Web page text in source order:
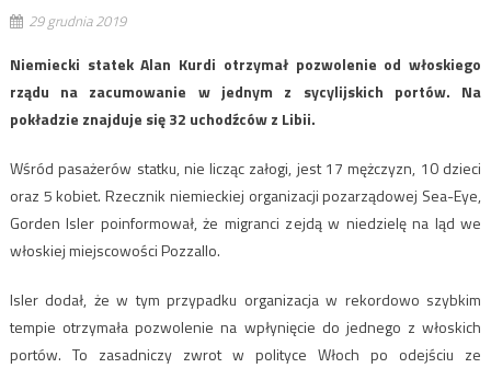
29 grudnia 2019
Niemiecki statek Alan Kurdi otrzymał pozwolenie od włoskiego
rządu na zacumowanie w jednym z sycylijskich portów. Na
pokładzie znajduje się 32 uchodźców z Libii.
Wśród pasażerów statku, nie licząc załogi, jest 17 mężczyzn, 10 dzieci
oraz 5 kobiet. Rzecznik niemieckiej organizacji pozarządowej Sea-Eye,
Gorden Isler poinformował, że migranci zejdą w niedzielę na ląd we
włoskiej miejscowości Pozzallo.
Isler dodał, że w tym przypadku organizacja w rekordowo szybkim
tempie otrzymała pozwolenie na wpłynięcie do jednego z włoskich
portów. To zasadniczy zwrot w polityce Włoch po odejściu ze